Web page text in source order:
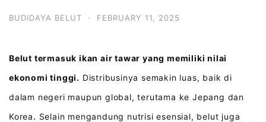
BUDIDAYA BELUT · FEBRUARY 11, 2025
Belut termasuk ikan air tawar yang memiliki nilai
ekonomi tinggi. Distribusinya semakin luas, baik di
dalam negeri maupun global, terutama ke Jepang dan
Korea. Selain mengandung nutrisi esensial, belut juga